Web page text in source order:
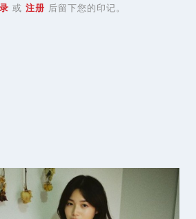
或 注册 后留下您的印记。